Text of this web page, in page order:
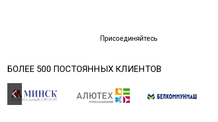
Присоединяйтесь
БОЛЕЕ 500 ПОСТОЯННЫХ КЛИЕНТОВ